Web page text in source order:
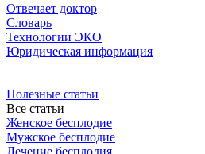
Отвечает доктор
Словарь
Технологии ЭКО
Юридическая информация
Полезные статьи
Все статьи
Женское бесплодие
Мужское бесплодие
Лечение бесплодия